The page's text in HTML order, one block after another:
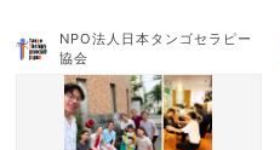
NPO法人日本タンゴセラピー
協会